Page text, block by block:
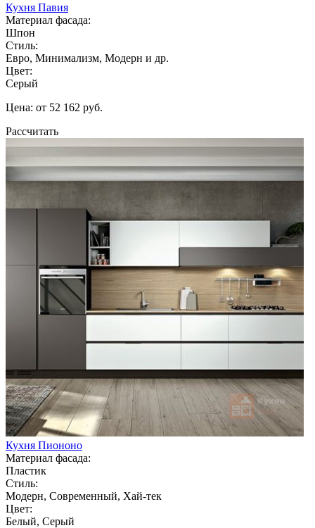
Кухня Павия
Материал фасада:
Шпон
Стиль:
Евро, Минимализм, Модерн и др.
Цвет:
Серый
Цена: от 52 162 руб.
Рассчитать
Кухня Пиононо
Материал фасада:
Пластик
Стиль:
Модерн, Современный, Хай-тек
Цвет:
Белый, Серый